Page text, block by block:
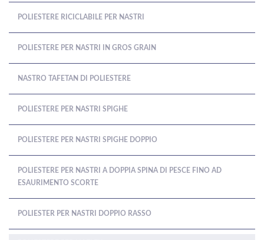
POLIESTERE RICICLABILE PER NASTRI
POLIESTERE PER NASTRI IN GROS GRAIN
NASTRO TAFETAN DI POLIESTERE
POLIESTERE PER NASTRI SPIGHE
POLIESTERE PER NASTRI SPIGHE DOPPIO
POLIESTERE PER NASTRI A DOPPIA SPINA DI PESCE FINO AD
ESAURIMENTO SCORTE
POLIESTER PER NASTRI DOPPIO RASSO